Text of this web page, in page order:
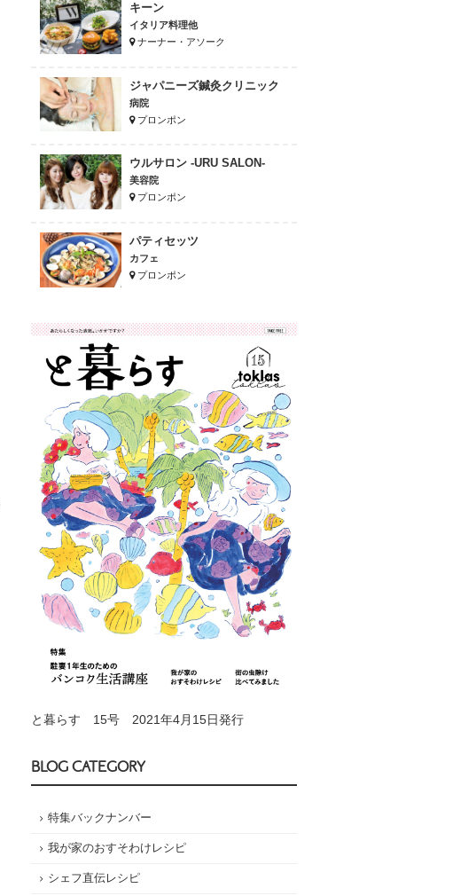
キーン
イタリア料理他
ナーナー・アソーク
ジャパニーズ鍼灸クリニック
病院
プロンポン
ウルサロン -URU SALON-
美容院
プロンポン
パティセッツ
カフェ
プロンポン
と暮らす 15号 2021年4月15日発行
BLOG CATEGORY
特集バックナンバー
我が家のおすそわけレシピ
シェフ直伝レシピ